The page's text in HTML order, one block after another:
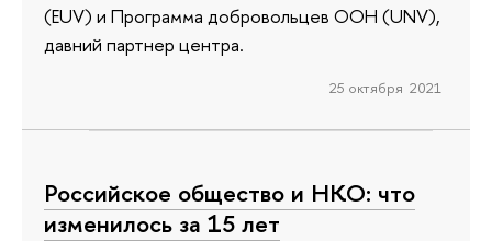
(EUV) и Программа добровольцев ООН (UNV),
давний партнер центра.
25 октября 2021
Российское общество и НКО: что
изменилось за 15 лет